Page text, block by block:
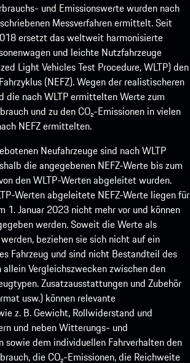
und Emissionswerte wurden nach
Messverfahren ermittelt. Seit
ersetzt das weltweit harmonisierte
und leichte Nutzfahrzeuge
Light Vehicles Test Procedure, WLTP) den
(NEFZ). Wegen der realistischeren
die nach WLTP ermittelten Werte zum
und zu den CO₂-Emissionen in vielen
NEFZ ermittelten.
Neufahrzeuge sind nach WLTP
die angegebenen NEFZ-Werte bis zum
den WLTP-Werten abgeleitet wurden.
Werten abgeleitete NEFZ-Werte liegen für
1. Januar 2023 nicht mehr vor und können
werden. Soweit die Werte als
beziehen sie sich nicht auf ein
Fahrzeug und sind nicht Bestandteil des
Vergleichszwecken zwischen den
Zusatzausstattungen und Zubehör
usw.) können relevante
z. B. Gewicht, Rollwiderstand und
und neben Witterungs- und
sowie dem individuellen Fahrverhalten den
die CO₂-Emissionen, die Reichweite